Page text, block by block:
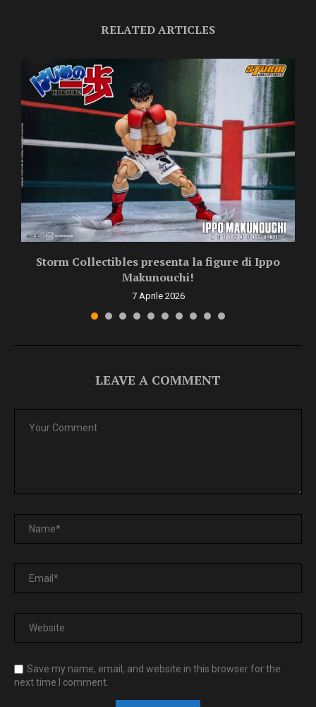
RELATED ARTICLES
Storm Collectibles presenta la figure di Ippo
Makunouchi!
7 Aprile 2026
LEAVE A COMMENT
Save my name, email, and website in this browser for the
next time I comment.